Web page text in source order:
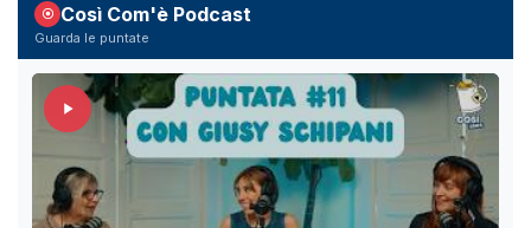
Così Com'è Podcast
Guarda le puntate